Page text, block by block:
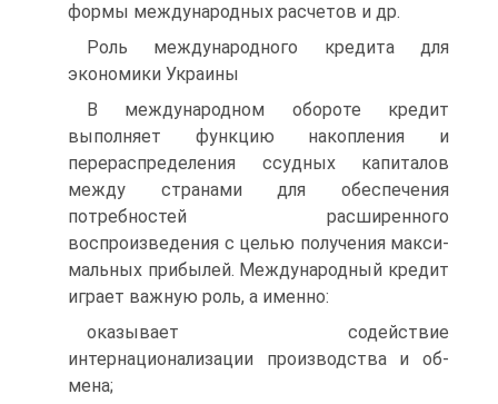
формы международных расчетов и др.
Роль международного кредита для
экономики Украины
В международном обороте кредит
выполняет функцию накопления и
перераспределения ссудных капиталов
между странами для обеспечения
потребностей расширенного
воспроизведения с целью получения макси­
мальных прибылей. Международный кредит
играет важную роль, а имен­но:
оказывает содействие
интернационализации производства и об­
мена;